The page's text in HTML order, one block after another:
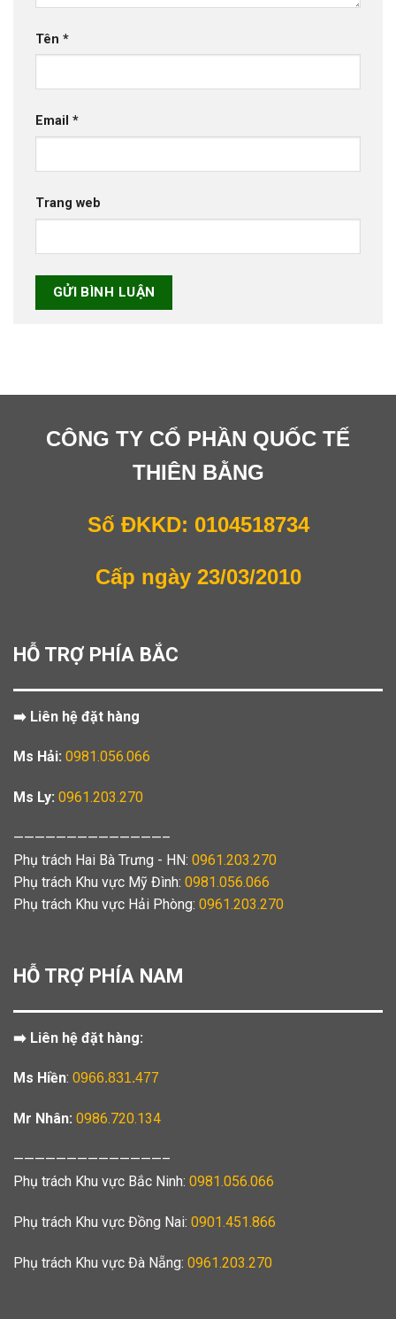
Tên *
Email *
Trang web
CÔNG TY CỔ PHẦN QUỐC TẾ
THIÊN BẰNG
Số ĐKKD: 0104518734
Cấp ngày 23/03/2010
HỖ TRỢ PHÍA BẮC
➡️ Liên hệ đặt hàng
Ms Hải: 0981.056.066
Ms Ly: 0961.203.270
——————————————–
Phụ trách Hai Bà Trưng - HN: 0961.203.270
Phụ trách Khu vực Mỹ Đình: 0981.056.066
Phụ trách Khu vực Hải Phòng: 0961.203.270
HỖ TRỢ PHÍA NAM
➡️ Liên hệ đặt hàng:
Ms Hiền: 0966.831.477
Mr Nhân: 0986.720.134
——————————————–
Phụ trách Khu vực Bắc Ninh: 0981.056.066
Phụ trách Khu vực Đồng Nai: 0901.451.866
Phụ trách Khu vực Đà Nẵng: 0961.203.270